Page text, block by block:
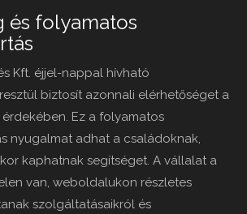
és folyamatos
Kft. éjjel-nappal hívható
biztosít azonnali elérhetőséget a
Ez a folyamatos
nyugalmat adhat a családoknak,
kaphatnak segítséget. A vállalat a
van, weboldalukon részletes
szolgáltatásaikról és